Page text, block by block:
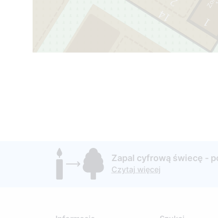
14 1
Zapal cyfrową świecę -
Czytaj więcej